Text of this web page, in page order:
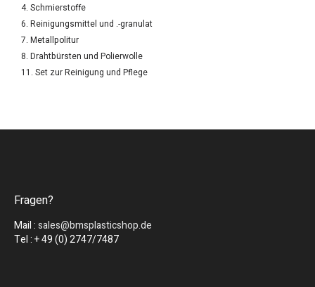
4. Schmierstoffe
6. Reinigungsmittel und .-granulat
7. Metallpolitur
8. Drahtbürsten und Polierwolle
11. Set zur Reinigung und Pflege
Fragen?
Mail :sales@bmsplasticshop.de
Tel : + 49 (0) 2747/7487